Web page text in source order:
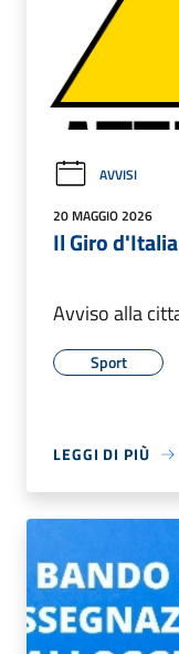
AVVISI
20 MAGGIO 2026
Il Giro
Avviso alla
Sport
LEGGI DI PIÙ